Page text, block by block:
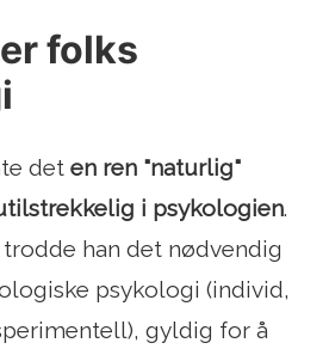
folks
det en ren "naturlig"
i psykologien.
han det nødvendig
psykologi (individ,
gyldig for å